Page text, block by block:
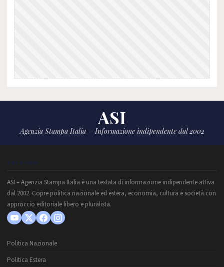
ASI
Agenzia Stampa Italia – Informazione indipendente dal 2002
CHI SIAMO
ASI – Agenzia Stampa Italia è una testata di informazione indipendente attiva
dal 2002. Copre politica nazionale ed estera, economia, cultura e società con
approccio editoriale libero e pluralista.
Politica Nazionale
Politica Estera